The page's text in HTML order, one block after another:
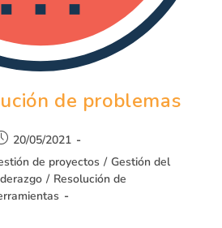
de problemas
20/05/2021
de proyectos / Gestión del
/ Resolución de